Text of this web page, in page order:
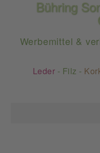
Bühring
Werbemittel &
Leder - Filz -